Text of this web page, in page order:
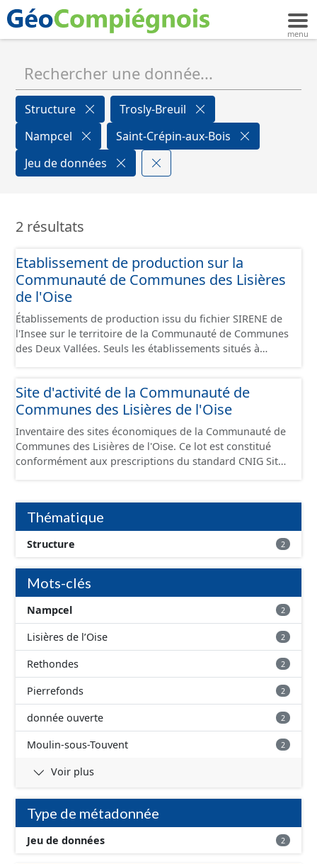
Structure
Trosly-Breuil
Nampcel
Saint-Crépin-aux-Bois
Jeu de données
2 résultats
Etablissement de production sur la
Communauté de Communes des Lisières
de l'Oise
Établissements de production issu du fichier SIRENE de
l'Insee sur le territoire de la Communauté de Communes
des Deux Vallées. Seuls les établissements situés à
conformément aux prescriptions du standard CNIG Sites
Économiques. Ce lot ne contient pas la référence aux
delà des prescriptions du CNIG se limitant aux SCI.
Site d'activité de la Communauté de
Communes des Lisières de l'Oise
Inventaire des sites économiques de la Communauté de
Communes des Lisières de l'Oise. Ce lot est constitué
conformément aux prescriptions du standard CNIG Sites
Thématique
Structure 2
Mots-clés
Nampcel 2
Lisières de l’Oise 2
Rethondes 2
Pierrefonds 2
donnée ouverte 2
Moulin-sous-Touvent 2
Voir plus
Type de métadonnée
Jeu de données 2